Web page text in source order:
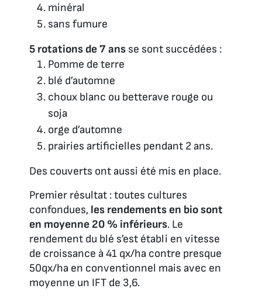
minéral
sans fumure
5 rotations de 7 ans se sont succédées :
Pomme de terre
blé d’automne
choux blanc ou betterave rouge ou
soja
orge d’automne
prairies artificielles pendant 2 ans.
Des couverts ont aussi été mis en place.
Premier résultat : toutes cultures
confondues, les rendements en bio sont
en moyenne 20 % inférieurs. Le
rendement du blé s’est établi en vitesse
de croissance à 41 qx/ha contre presque
50qx/ha en conventionnel mais avec en
moyenne un IFT de 3,6.